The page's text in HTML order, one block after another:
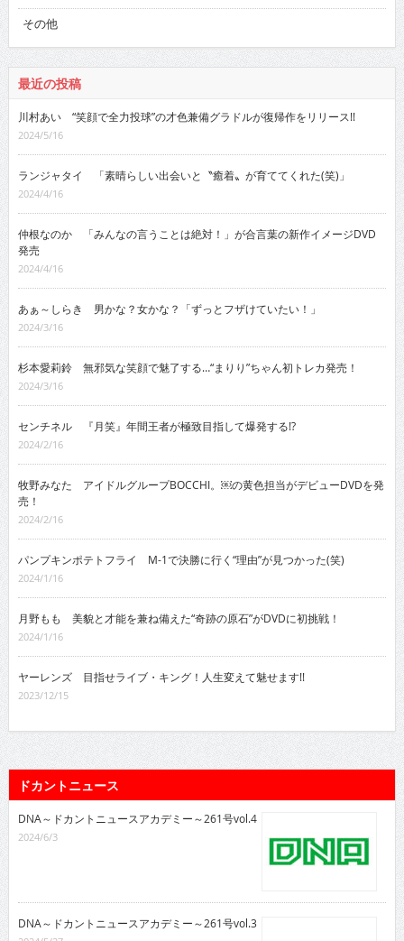
その他
最近の投稿
川村あい “笑顔で全力投球”の才色兼備グラドルが復帰作をリリース!!
2024/5/16
ランジャタイ 「素晴らしい出会いと〝癒着〟が育ててくれた(笑)」
2024/4/16
仲根なのか 「みんなの言うことは絶対！」が合言葉の新作イメージDVD
発売
2024/4/16
あぁ～しらき 男かな？女かな？「ずっとフザけていたい！」
2024/3/16
杉本愛莉鈴 無邪気な笑顔で魅了する…“まりり”ちゃん初トレカ発売！
2024/3/16
センチネル 『月笑』年間王者が極致目指して爆発する!?
2024/2/16
牧野みなた アイドルグループBOCCHI。￼の黄色担当がデビューDVDを発
売！
2024/2/16
パンプキンポテトフライ M-1で決勝に行く“理由”が見つかった(笑)
2024/1/16
月野もも 美貌と才能を兼ね備えた“奇跡の原石”がDVDに初挑戦！
2024/1/16
ヤーレンズ 目指せライブ・キング！人生変えて魅せます!!
2023/12/15
ドカントニュース
DNA～ドカントニュースアカデミー～261号vol.4
2024/6/3
DNA～ドカントニュースアカデミー～261号vol.3